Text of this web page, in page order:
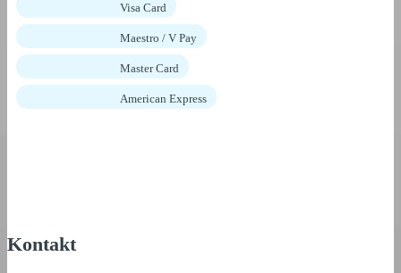
Visa Card
Maestro / V Pay
Master Card
American Express
Kontakt